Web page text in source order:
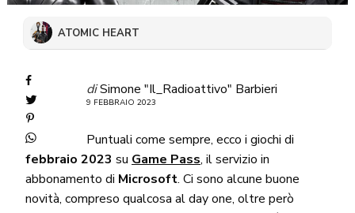
ATOMIC HEART
diSimone "Il_Radioattivo" Barbieri
9 FEBBRAIO 2023
Puntuali come sempre, ecco i giochi di
febbraio 2023 su Game Pass, il servizio in
abbonamento di Microsoft. Ci sono alcune buone
novità, compreso qualcosa al day one, oltre però